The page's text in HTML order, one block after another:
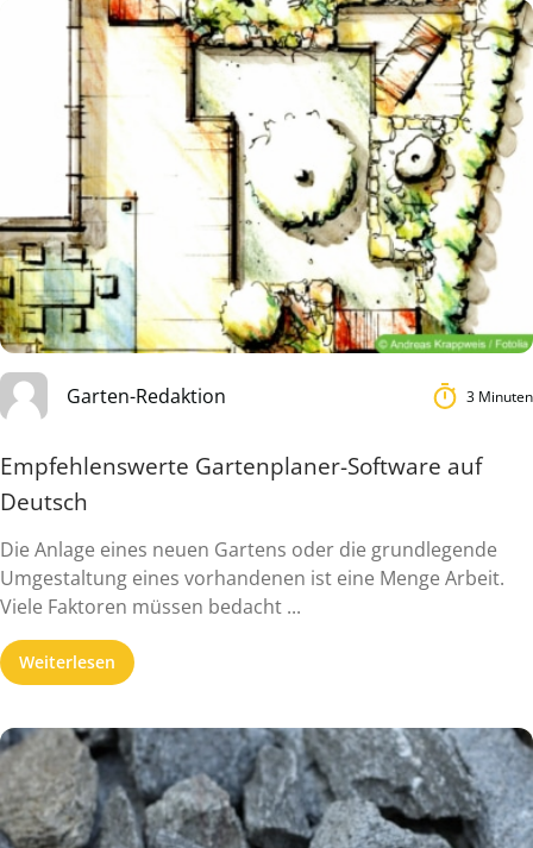
Garten-Redaktion 3 Minuten
Empfehlenswerte Gartenplaner-Software auf
Deutsch
Die Anlage eines neuen Gartens oder die grundlegende
Umgestaltung eines vorhandenen ist eine Menge Arbeit.
Viele Faktoren müssen bedacht ...
Weiterlesen